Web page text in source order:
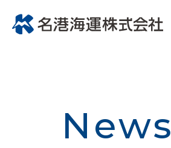
News